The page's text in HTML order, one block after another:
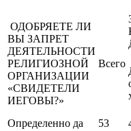
ОДОБРЯЕТЕ ЛИ
ВЫ ЗАПРЕТ
ДЕЯТЕЛЬНОСТИ
РЕЛИГИОЗНОЙ
ОРГАНИЗАЦИИ
«СВИДЕТЕЛИ
ИЕГОВЫ?»
Всего
Определенно да
53